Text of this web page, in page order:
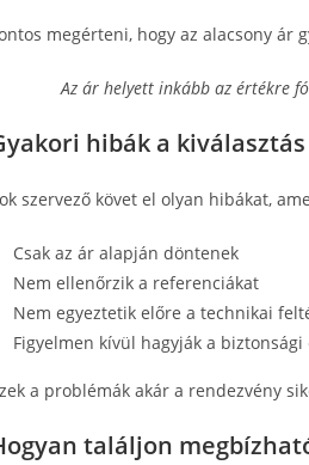
megérteni, hogy az alacsony ár
Az ár helyett inkább az értékre
hibák a
szervező követ el olyan hibákat,
Csak az ár alapján döntenek
Nem ellenőrzik a referenciákat
Nem egyeztetik előre a technikai
Figyelmen kívül hagyják a
a problémák akár a rendezvény
találjon